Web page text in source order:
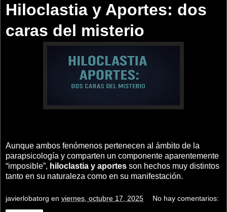
Hiloclastia y Aportes: dos
caras del misterio
Aunque ambos fenómenos pertenecen al ámbito de la
parapsicología y comparten un componente aparentemente
“imposible”, hiloclastia y aportes son hechos muy distintos
tanto en su naturaleza como en su manifestación.
javierlobatorg en viernes, octubre 17, 2025 No hay comentarios: